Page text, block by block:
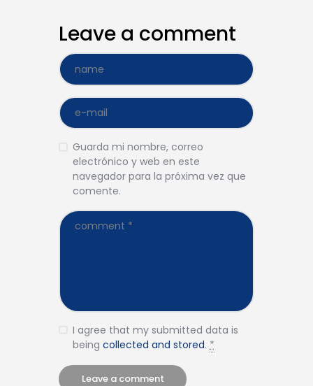
Leave a comment
Guarda mi nombre, correo
electrónico y web en este
navegador para la próxima vez que
comente.
I agree that my submitted data is
being collected and stored. *